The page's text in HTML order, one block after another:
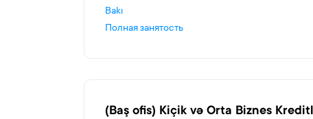
Bakı
Полная занятость
(Baş ofis) Kiçik və Orta Biznes